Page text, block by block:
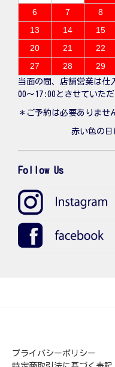
6
7 8
13
14 15
20
21 22
27
28 29
当面の間、店舗営業は仕
00〜17:00とさせていただ
＊ご予約は必要ありませ
赤い色の日
Follow Us
プライバシーポリシー